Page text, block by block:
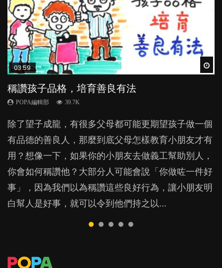
03:59
稱讚孩子品格，培育善良有法
POPA編輯部 39.7K
除了望子成龍，有很多父母都可能更期望孩子做一個
有品德的善良人，那麼到底父母怎樣教育小朋友才有
用？想像一下，如果你的小朋友去做義工幫助別人，
你會如何稱讚他？大部分人可能會說「你做咗一件好
事」，因為我們以為稱讚這些良好行為，讓小朋友明
白幫人是好事，就可以令到他們持之以...
04:28
管教｜唔打得，唔罵得，Time-out又得唔得？
POPA編輯部 36.2K
很多家長期望以time-out「暫停隔離法」，讓孩子跟
令他失控的情境隔離，從而有反思的空間。不過這方
法，卻隱藏著危機，隨時令孩子蒙受精神傷害？...
05:18
功課過量不只影響親子關係 甚至危害夫妻關
係？
上一集，我們看了一個關於功課和學業成績的綜合分
析研究。然而，要全面地解構 「功課」的功能和效
用，我們還必須聆聽孩子的感受和經歷。...
04:07
【動畫】齋講英文，高人一等？｜為學英文放
棄母語對孩子有何影響？
很多家長經常跟子女講英文，甚至由孩子一出世開
始，便已急不及待的只講英文，一句廣東話也不說。
如果家長為了讓孩子學英文，只用外語跟子女溝通，
放棄自己的母語，對小朋友會有甚麼影響？...
05:35
疫苗是甚麼？打預防針是否必要？
POPA編輯部 20K
有人說打了針才可幫孩子抵抗病源，但亦有人指疫苗
很多副作用，究竟誰對誰錯？雙方都是想小朋友健康
成長，但我們又是否清楚：疫苗，到底是什麼？...